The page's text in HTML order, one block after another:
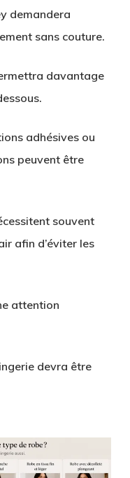
demandera
sans couture.
davantage
adhésives ou
peuvent être
souvent
afin d’éviter les
attention
devra être